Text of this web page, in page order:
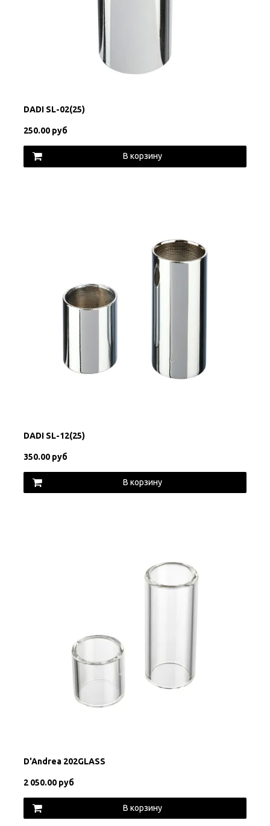
DADI SL-02(25)
250.00 руб
В корзину
DADI SL-12(25)
350.00 руб
В корзину
D'Andrea 202GLASS
2 050.00 руб
В корзину